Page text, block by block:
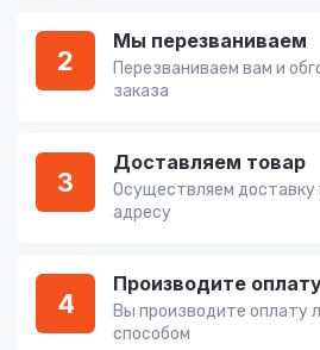
2
Мы перезваниваем
Перезваниваем вам и
заказа
3
Доставляем товар
Осуществляем доставку
адресу
4
Производите
Вы производите оплату
способом